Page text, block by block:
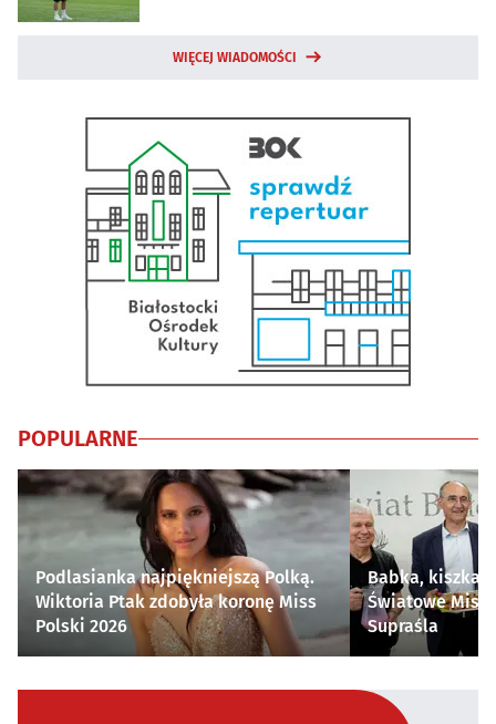
WIĘCEJ WIADOMOŚCI
POPULARNE
Podlasianka najpiękniejszą Polką.
Wiktoria Ptak zdobyła koronę Miss
Polski 2026
Babka, kiszka i
Światowe
Supraśla